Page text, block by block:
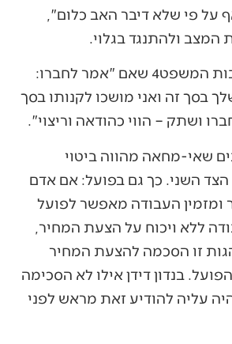
על פי שלא דיבר האב כלום",
המצב ולהתנגד בגלוי.
בדומה קובע נתיבות המשפט4 שאם "אמר לחברו:
בסך זה ואני מושכו לקנותו בסך
ושתק – הווי כהודאה וריצוי".
שאי-מחאה מהווה ביטוי
השני. כך גם בפועל: אם אדם
ומזמין העבודה מאפשר לפועל
ללא ויכוח על הצעת המחיר,
זו הסכמה להצעת המחיר
בנדון דידן אילו לא הסכימה
עליה להודיע זאת מראש לפני